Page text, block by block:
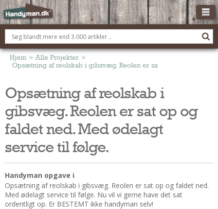
OM HANDYMAN.DK
FÅ 3 TILBUD
ANNONCERING
BOLIG KØBERÅDGIVNING
TØMRER/SNEDKER
Montage Og Nybyg
Reparation Og Vedligehold
Alt Om Køkkenet
Om Materialer
Om Værktøj
Andet
ELEKTRIKER
Hjem > Alle Projekter >
Opsætning af reolskab i gibsvæg. Reolen er sat op og faldet
Opsætning af reolskab i
gibsvæg. Reolen er sat op og
faldet ned. Med ødelagt
service til følge.
Handyman opgave i
Opsætning af reolskab i gibsvæg. Reolen er sat op og faldet ned.
Med ødelagt service til følge. Nu vil vi gerne have det sat
ordentligt op. Er BESTEMT ikke handyman selv!